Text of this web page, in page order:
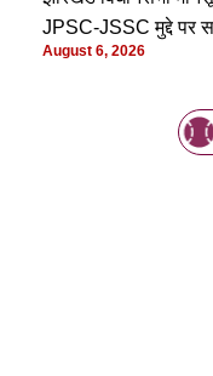
JPSC-JSSC मुद्दे पर
August 6, 2026